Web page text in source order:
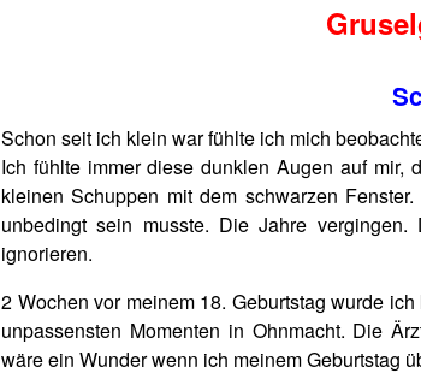
Schon seit ich klein war fühlte ich mich
Ich fühlte immer diese dunklen Augen auf
kleinen Schuppen mit dem schwarzen
unbedingt sein musste. Die Jahre
ignorieren.
2 Wochen vor meinem 18. Geburtstag wurde
unpassensten Momenten in Ohnmacht. Die
wäre ein Wunder wenn ich meinem Geburtstag